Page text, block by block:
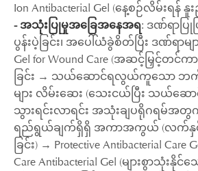
Ion Antibacterial Gel (နေ့စဉ်လိမ်းရန်
- အသုံးပြုမှုအခြေအနေအရ: ဒဏ်ရာပြု
ပွန်းပဲ့ခြင်း၊ အပေါ်ယံခွဲစိတ်ပြီး ဒဏ်ရာမျ
Gel for Wound Care (အဆင့်မြှင့်တင်
ခြင်း → သယ်ဆောင်ရလွယ်ကူသော ဘက်
များ လိမ်းဆေး (သေးငယ်ပြီး သယ်ဆ
သွားရင်းလာရင်း အသုံးချပရိုဂရမ်အတွ
ရည်ရွယ်ချက်ရှိရှိ အကာအကွယ် (လက်နှင့်
ခြင်း) → Protective Antibacterial Care
Care Antibacterial Gel (များစွာသုံး